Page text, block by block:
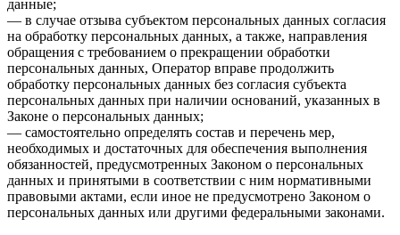
данные;
— в случае отзыва субъектом персональных данных согласия
на обработку персональных данных, а также, направления
обращения с требованием о прекращении обработки
персональных данных, Оператор вправе продолжить
обработку персональных данных без согласия субъекта
персональных данных при наличии оснований, указанных в
Законе о персональных данных;
— самостоятельно определять состав и перечень мер,
необходимых и достаточных для обеспечения выполнения
обязанностей, предусмотренных Законом о персональных
данных и принятыми в соответствии с ним нормативными
правовыми актами, если иное не предусмотрено Законом о
персональных данных или другими федеральными законами.